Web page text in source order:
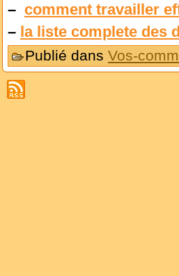
– comment travailler
– la liste complete des
Publié dans Vos-